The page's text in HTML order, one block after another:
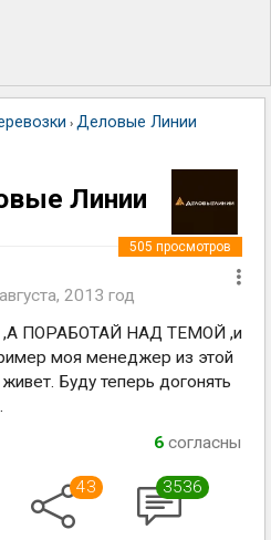
› Деловые Линии
Линии
2013 год
505 просмотров
ПОРАБОТАЙ НАД ТЕМОЙ ,и
моя менеджер из этой
Буду теперь догонять
6 согласны
43 3536